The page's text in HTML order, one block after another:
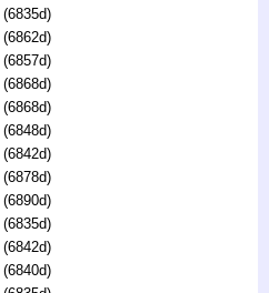
(6835d)
(6862d)
(6857d)
(6868d)
(6868d)
(6848d)
(6842d)
(6878d)
(6890d)
(6835d)
(6842d)
(6840d)